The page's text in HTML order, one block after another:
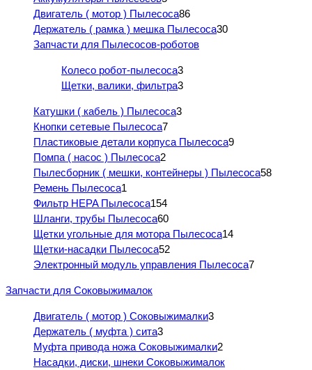
Двигатель ( мотор ) Пылесоса86
Держатель ( рамка ) мешка Пылесоса30
Запчасти для Пылесосов-роботов
Колесо робот-пылесоса3
Щетки, валики, фильтра3
Катушки ( кабель ) Пылесоса3
Кнопки сетевые Пылесоса7
Пластиковые детали корпуса Пылесоса9
Помпа ( насос ) Пылесоса2
Пылесборник ( мешки, контейнеры ) Пылесоса58
Ремень Пылесоса1
Фильтр HEPA Пылесоса154
Шланги, трубы Пылесоса60
Щетки угольные для мотора Пылесоса14
Щетки-насадки Пылесоса52
Электронный модуль управления Пылесоса7
Запчасти для Соковыжималок
Двигатель ( мотор ) Соковыжималки3
Держатель ( муфта ) сита3
Муфта привода ножа Соковыжималки2
Насадки, диски, шнеки Соковыжималок